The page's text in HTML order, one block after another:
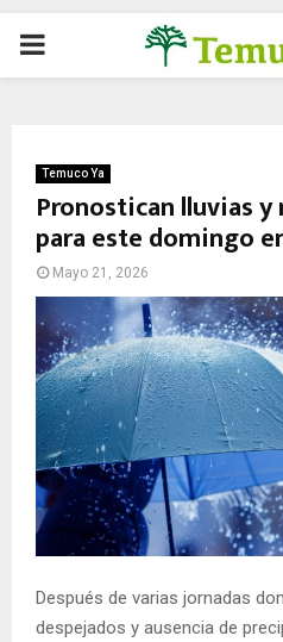
P
M
A
R
Y
M
E
N
Temuco Ya
Pronostican lluvias
para este domingo
Mayo 21, 2026
Después de varias jornadas
despejados y ausencia de